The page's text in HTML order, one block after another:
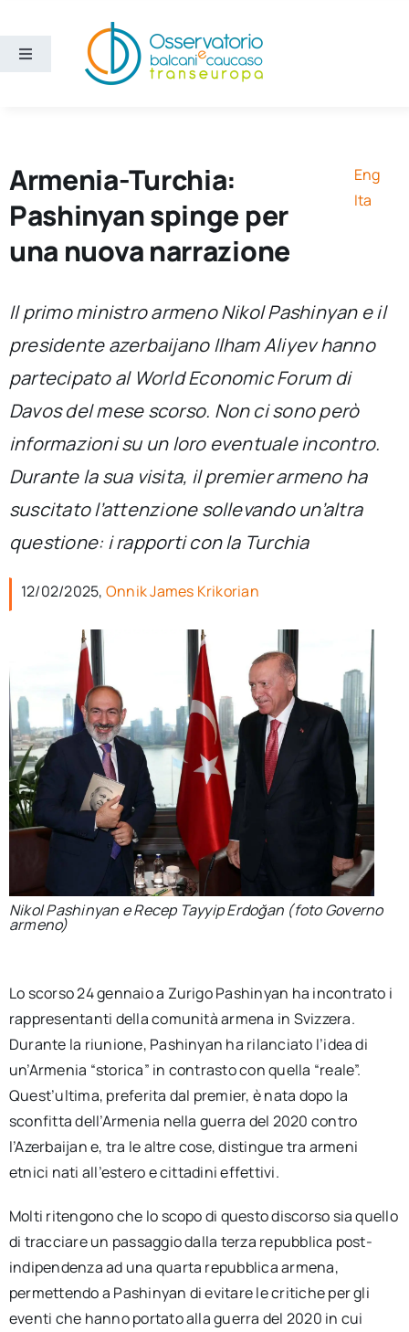
contenuto
Toggle
Ricerca e divulgazione
Chi siamo
per:
Newsletter
Armenia-Turchia:
Pashinyan spinge per
una nuova narrazione
Eng
Ita
Il primo ministro armeno Nikol Pashinyan e il
presidente azerbaijano Ilham Aliyev hanno
partecipato al World Economic Forum di
Davos del mese scorso. Non ci sono però
informazioni su un loro eventuale incontro.
Durante la sua visita, il premier armeno ha
suscitato l’attenzione sollevando un’altra
questione: i rapporti con la Turchia
12/02/2025, Onnik James Krikorian
Nikol Pashinyan e Recep Tayyip Erdoğan (foto Governo
armeno)
Lo scorso 24 gennaio a Zurigo Pashinyan ha incontrato i
rappresentanti della comunità armena in Svizzera.
Durante la riunione, Pashinyan ha rilanciato l’idea di
un’Armenia “storica” in contrasto con quella “reale”.
Quest’ultima, preferita dal premier, è nata dopo la
sconfitta dell’Armenia nella guerra del 2020 contro
l’Azerbaijan e, tra le altre cose, distingue tra armeni
etnici nati all’estero e cittadini effettivi.
Molti ritengono che lo scopo di questo discorso sia quello
di tracciare un passaggio dalla terza repubblica post-
indipendenza ad una quarta repubblica armena,
permettendo a Pashinyan di evitare le critiche per gli
eventi che hanno portato alla guerra del 2020 in cui